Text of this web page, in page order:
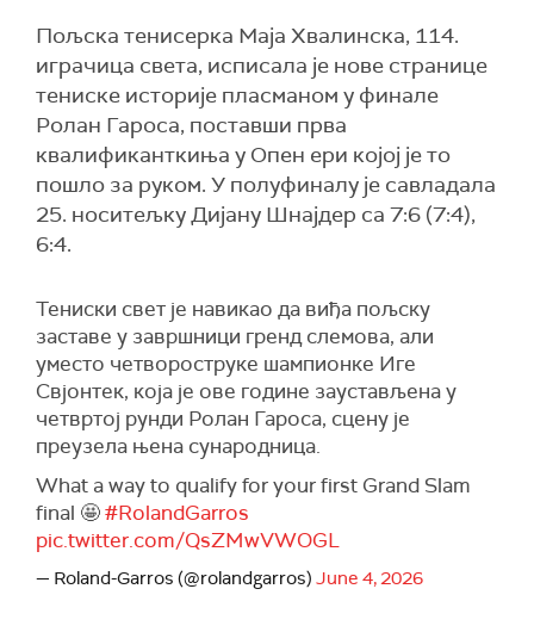
Пољска тенисерка Маја Хвалинска, 114.
играчица света, исписала је нове странице
тениске историје пласманом у финале
Ролан Гароса, поставши прва
квалификанткиња у Опен ери којој је то
пошло за руком. У полуфиналу је савладала
25. носитељку Дијану Шнајдер са 7:6 (7:4),
6:4.
Тениски свет је навикао да виђа пољску
заставе у завршници гренд слемова, али
уместо четвороструке шампионке Иге
Свјонтек, која је ове године заустављена у
четвртој рунди Ролан Гароса, сцену је
преузела њена сународница.
What a way to qualify for your first Grand Slam
final 🤩#RolandGarros
pic.twitter.com/QsZMwVWOGL
— Roland-Garros (@rolandgarros) June 4, 2026